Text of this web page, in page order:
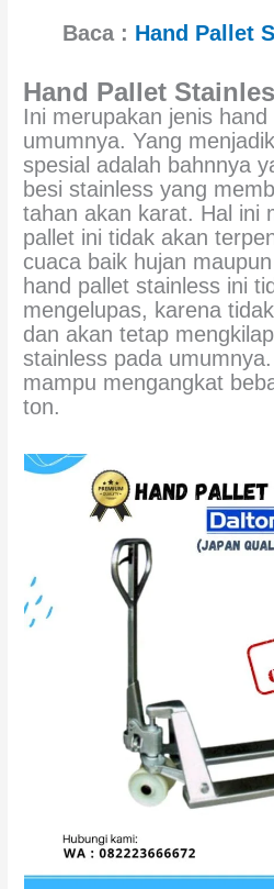
Baca : Hand Pallet
Hand Pallet
Ini merupakan jenis
umumnya. Yang
spesial adalah bahnnya
besi stainless yang
tahan akan karat. Hal ini
pallet ini tidak akan
cuaca baik hujan
hand pallet stainless ini
mengelupas, karena
dan akan tetap
stainless pada
mampu mengangkat
ton.